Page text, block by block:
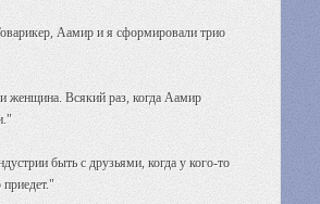
Аамир и я сформировали трио
женщина. Всякий раз, когда Аамир
быть с друзьями, когда у кого-то